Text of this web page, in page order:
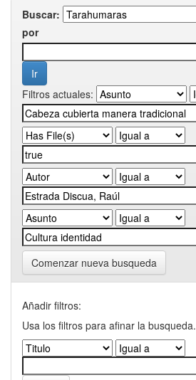
Buscar:
por
Filtros actuales:
Comenzar nueva busqueda
Añadir filtros:
Usa los filtros para afinar la busqueda.